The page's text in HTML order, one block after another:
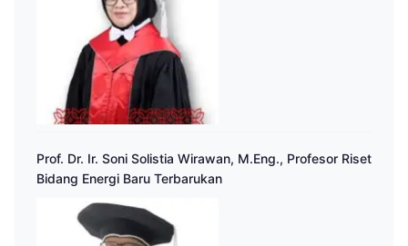
Prof. Dr. Ir. Soni Solistia Wirawan, M.Eng., Profesor Riset
Bidang Energi Baru Terbarukan